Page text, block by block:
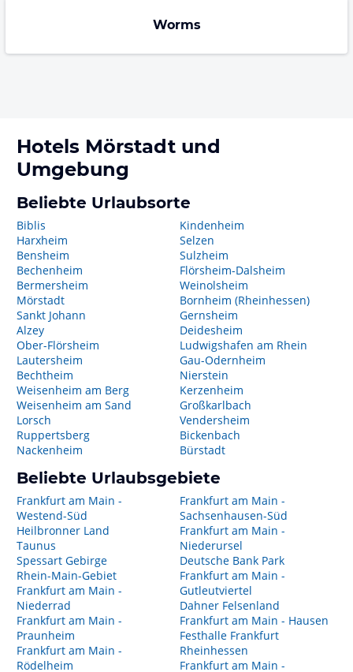
Worms
Hotels Mörstadt und
Umgebung
Beliebte Urlaubsorte
Biblis
Harxheim
Bensheim
Bechenheim
Bermersheim
Mörstadt
Sankt Johann
Alzey
Ober-Flörsheim
Lautersheim
Bechtheim
Weisenheim am Berg
Weisenheim am Sand
Lorsch
Ruppertsberg
Nackenheim
Kindenheim
Selzen
Sulzheim
Flörsheim-Dalsheim
Weinolsheim
Bornheim (Rheinhessen)
Gernsheim
Deidesheim
Ludwigshafen am Rhein
Gau-Odernheim
Nierstein
Kerzenheim
Großkarlbach
Vendersheim
Bickenbach
Bürstadt
Beliebte Urlaubsgebiete
Frankfurt am Main -
Westend-Süd
Heilbronner Land
Taunus
Spessart Gebirge
Rhein-Main-Gebiet
Frankfurt am Main -
Niederrad
Frankfurt am Main -
Praunheim
Frankfurt am Main -
Rödelheim
Frankfurt am Main -
Sachsenhausen-Süd
Frankfurt am Main -
Niederursel
Deutsche Bank Park
Frankfurt am Main -
Gutleutviertel
Dahner Felsenland
Frankfurt am Main - Hausen
Festhalle Frankfurt
Rheinhessen
Frankfurt am Main -